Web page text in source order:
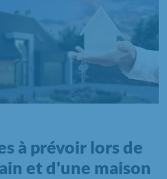
à prévoir lors de
et d'une maison